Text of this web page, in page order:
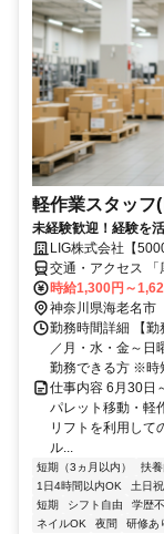
軽作業スタッフ
未経験歓迎！経験を
LIG株式会社【
交通・アクセス
時給1,300円～
神奈川県海老名市
勤務時間詳細 【
／月・水・金～日
勤務できる方 ※時
仕事内容 6月30日
パレット移動・軽
リフトを利用して
ル...
短期（3ヵ月以内） 扶
1日4時間以内OK
土日
短期
シフト自由 学歴
ネイルOK
夜間 研修あ